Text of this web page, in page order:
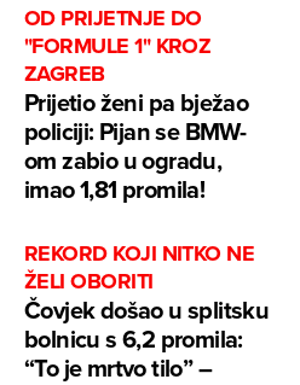
OD PRIJETNJE DO
"FORMULE 1" KROZ
ZAGREB
Prijetio ženi pa bježao
policiji: Pijan se BMW-
om zabio u ogradu,
imao 1,81 promila!
REKORD KOJI NITKO NE
ŽELI OBORITI
Čovjek došao u splitsku
bolnicu s 6,2 promila:
“To je mrtvo tilo” –